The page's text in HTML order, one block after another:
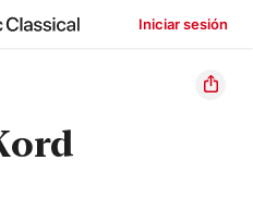
Iniciar sesión